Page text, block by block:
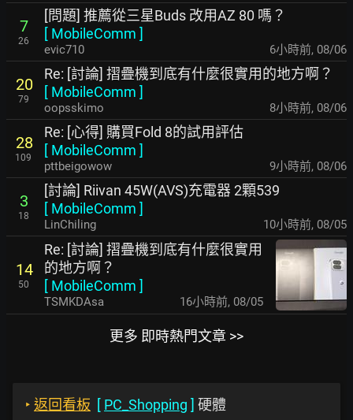
7
26
[問題] 推薦從三星Buds 改用AZ 80 嗎？
[ MobileComm ]
evic710 6小時前, 08/06
20
79
Re: [討論] 摺疊機到底有什麼很實用的地方啊？
[ MobileComm ]
oopsskimo 8小時前, 08/06
28
109
Re: [心得] 購買Fold 8的試用評估
[ MobileComm ]
pttbeigowow 9小時前, 08/06
3
18
[討論] Riivan 45W(AVS)充電器 2顆539
[ MobileComm ]
LinChiling 10小時前, 08/05
14
50
Re: [討論] 摺疊機到底有什麼很實用
的地方啊？
[ MobileComm ]
TSMKDAsa 16小時前, 08/05
更多 即時熱門文章 >>
‣ 返回看板 [ PC_Shopping ] 硬體